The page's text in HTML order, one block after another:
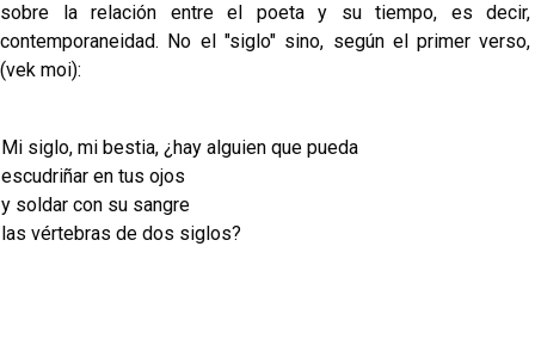
sobre la relación entre el poeta y su tiempo, es
contemporaneidad. No el "siglo" sino, según el primer
(vek moi):
Mi siglo, mi bestia, ¿hay alguien que pueda
escudriñar en tus ojos
y soldar con su sangre
las vértebras de dos siglos?